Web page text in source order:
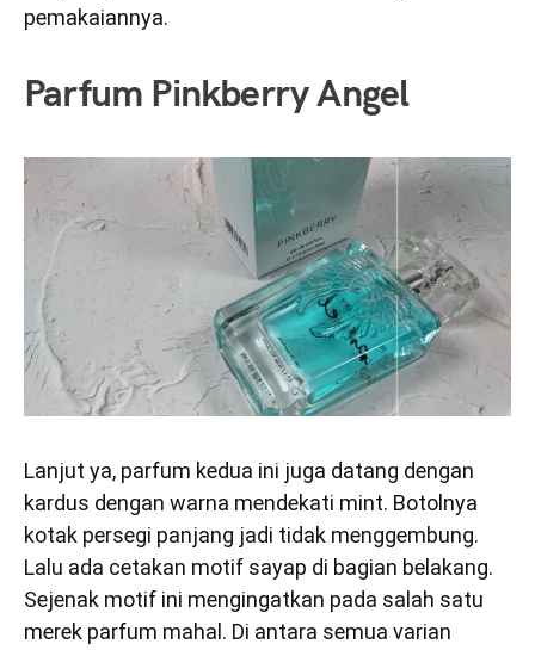
pemakaiannya.
Parfum Pinkberry Angel
Lanjut ya, parfum kedua ini juga datang dengan
kardus dengan warna mendekati mint. Botolnya
kotak persegi panjang jadi tidak menggembung.
Lalu ada cetakan motif sayap di bagian belakang.
Sejenak motif ini mengingatkan pada salah satu
merek parfum mahal. Di antara semua varian